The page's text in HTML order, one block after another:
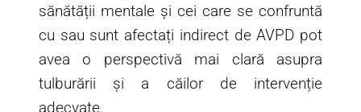
sănătății mentale și cei care se confruntă
cu sau sunt afectați indirect de AVPD pot
avea o perspectivă mai clară asupra
tulburării și a căilor de intervenție
adecvate.